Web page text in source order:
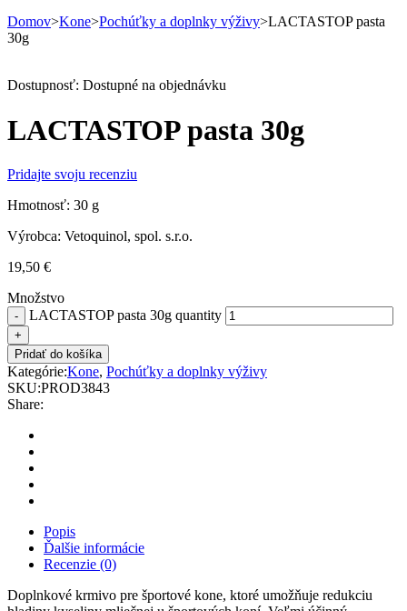
Domov>Kone>Pochúťky a doplnky výživy>LACTASTOP pasta
30g
Dostupnosť: Dostupné na objednávku
LACTASTOP pasta 30g
Pridajte svoju recenziu
Hmotnosť: 30 g
Výrobca: Vetoquinol, spol. s.r.o.
19,50 €
Množstvo
LACTASTOP pasta 30g quantity
Pridať do košíka
Kategórie:Kone, Pochúťky a doplnky výživy
SKU:PROD3843
Share:
Popis
Ďalšie informácie
Recenzie (0)
Doplnkové krmivo pre športové kone, ktoré umožňuje redukciu